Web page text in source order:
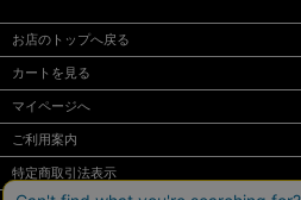
お店のトップへ戻る
カートを見る
マイページへ
ご利用案内
特定商取引法表示